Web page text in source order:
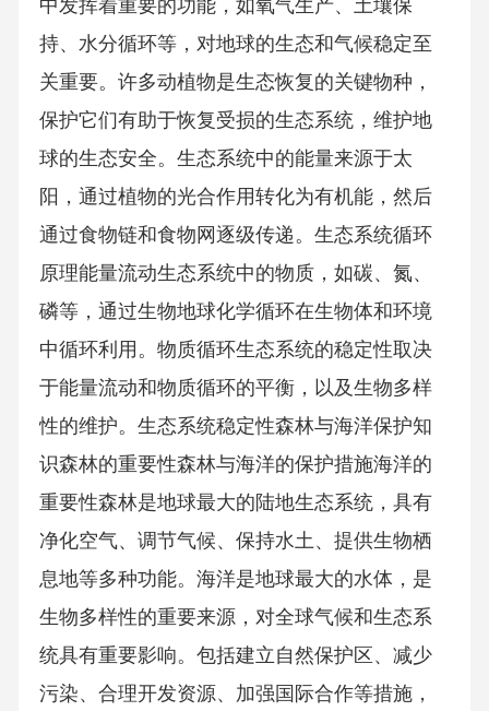
中发挥着重要的功能，如氧气生产、土壤保
持、水分循环等，对地球的生态和气候稳定至
关重要。许多动植物是生态恢复的关键物种，
保护它们有助于恢复受损的生态系统，维护地
球的生态安全。生态系统中的能量来源于太
阳，通过植物的光合作用转化为有机能，然后
通过食物链和食物网逐级传递。生态系统循环
原理能量流动生态系统中的物质，如碳、氮、
磷等，通过生物地球化学循环在生物体和环境
中循环利用。物质循环生态系统的稳定性取决
于能量流动和物质循环的平衡，以及生物多样
性的维护。生态系统稳定性森林与海洋保护知
识森林的重要性森林与海洋的保护措施海洋的
重要性森林是地球最大的陆地生态系统，具有
净化空气、调节气候、保持水土、提供生物栖
息地等多种功能。海洋是地球最大的水体，是
生物多样性的重要来源，对全球气候和生态系
统具有重要影响。包括建立自然保护区、减少
污染、合理开发资源、加强国际合作等措施，